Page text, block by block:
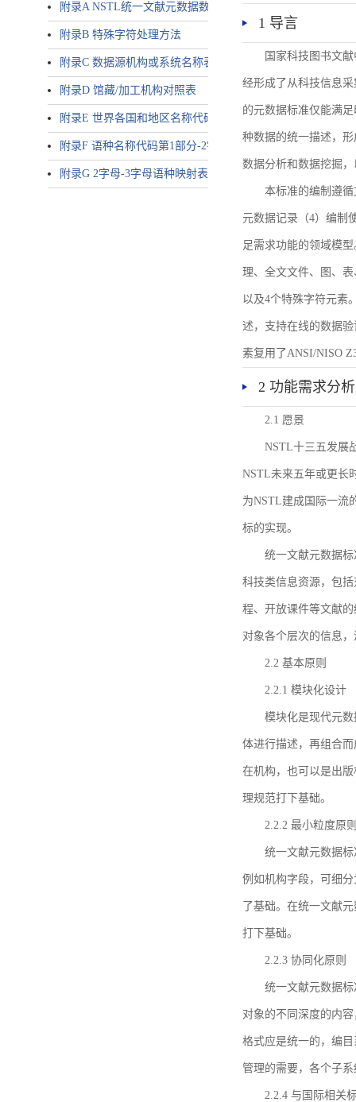
附录A NSTL统一文献元数据数据唯一标识符规则
附录B 特殊字符处理方法
附录C 数据源机构或系统名称表
附录D 馆藏/加工机构对照表
附录E 世界各国和地区名称代码-2字母代码（GB/T 2659-
附录F 语种名称代码第1部分-2字母代码（GB/T 4880.1-2005
附录G 2字母-3字母语种映射表
1 导言
国家科技图书文
经形成了从科技信息
的元数据标准仅能满
种数据的统一描述，
数据分析和数据挖掘
本标准的编制遵
元数据记录（4）编制
足需求功能的领域模
理、全文文件、图、
以及4个特殊字符元素
述，支持在线的数据
素复用了ANSI/NISO
2 功能需求分析
2.1 愿景
NSTL十三五发展
NSTL未来五年或更长
为NSTL建成国际一流
标的实现。
统一文献元数据
科技类信息资源，包
程、开放课件等文献
对象各个层次的信息
2.2 基本原则
2.2.1 模块化设计
模块化是现代元
体进行描述，再组合
在机构，也可以是出
理规范打下基础。
2.2.2 最小粒度原
统一文献元数据
例如机构字段，可细
了基础。在统一文献
打下基础。
2.2.3 协同化原则
统一文献元数据
对象的不同深度的内
格式应是统一的，编
管理的需要，各个子
2.2.4 与国际相关